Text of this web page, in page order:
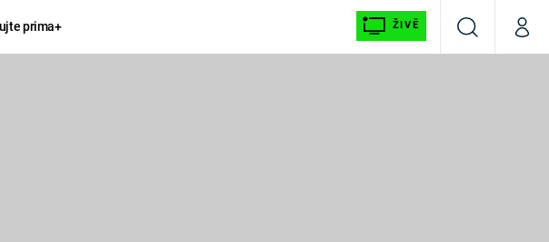
prima+ ŽIVĚ
VyhledáváníMůj